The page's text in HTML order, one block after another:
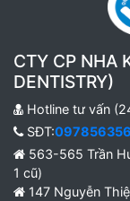
CTY CP NHA
DENTISTRY)
Hotline tư vấn
SĐT:
563-565 Trần
1 cũ)
147 Nguyễn